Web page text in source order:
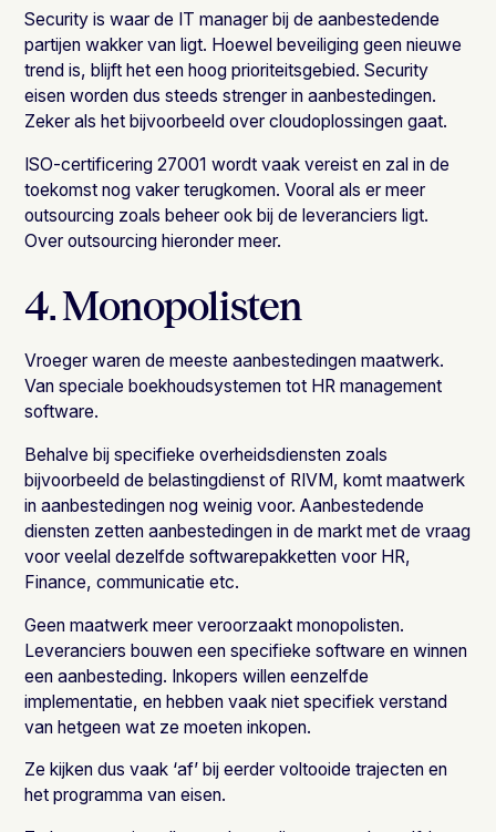
Security is waar de IT manager bij de aanbestedende
partijen wakker van ligt. Hoewel beveiliging geen nieuwe
trend is, blijft het een hoog prioriteitsgebied. Security
eisen worden dus steeds strenger in aanbestedingen.
Zeker als het bijvoorbeeld over cloudoplossingen gaat.
ISO-certificering 27001 wordt vaak vereist en zal in de
toekomst nog vaker terugkomen. Vooral als er meer
outsourcing zoals beheer ook bij de leveranciers ligt.
Over outsourcing hieronder meer.
4. Monopolisten
Vroeger waren de meeste aanbestedingen maatwerk.
Van speciale boekhoudsystemen tot HR management
software.
Behalve bij specifieke overheidsdiensten zoals
bijvoorbeeld de belastingdienst of RIVM, komt maatwerk
in aanbestedingen nog weinig voor. Aanbestedende
diensten zetten aanbestedingen in de markt met de vraag
voor veelal dezelfde softwarepakketten voor HR,
Finance, communicatie etc.
Geen maatwerk meer veroorzaakt monopolisten.
Leveranciers bouwen een specifieke software en winnen
een aanbesteding. Inkopers willen eenzelfde
implementatie, en hebben vaak niet specifiek verstand
van hetgeen wat ze moeten inkopen.
Ze kijken dus vaak ‘af’ bij eerder voltooide trajecten en
het programma van eisen.